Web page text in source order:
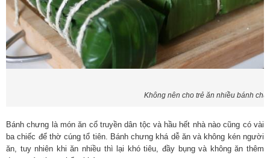
Không nên cho trẻ ăn nhiều bánh
Bánh chưng là món ăn cổ truyền dân tộc và hầu hết nhà nào cũng có vài
ba chiếc để thờ cúng tổ tiên. Bánh chưng khá dễ ăn và không kén người
ăn, tuy nhiên khi ăn nhiều thì lại khó tiêu, đầy bụng và không ăn thêm